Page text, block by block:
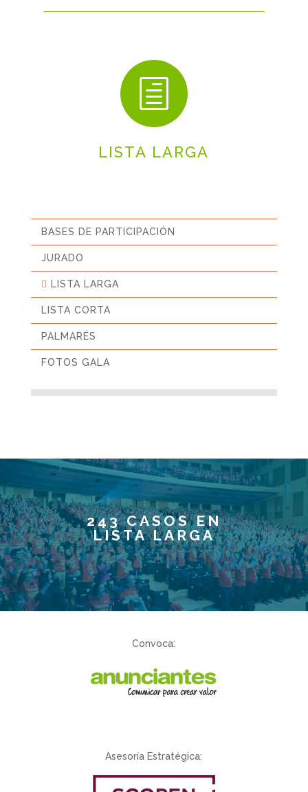
h
LISTA LARGA
BASES DE PARTICIPACIÓN
JURADO
LISTA LARGA
LISTA CORTA
PALMARÉS
FOTOS GALA
243 CASOS EN
LISTA LARGA
Convoca:
Asesoría Estratégica: